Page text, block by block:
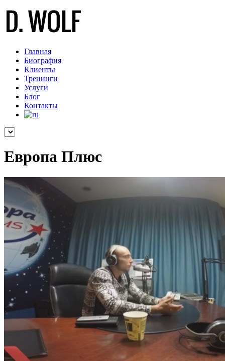
Главная
Биография
Клиенты
Тренинги
Услуги
Блог
Контакты
Европа Плюс